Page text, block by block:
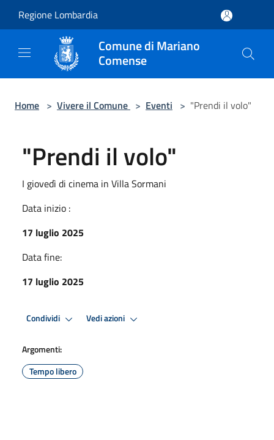
Regione Lombardia
Comune di Mariano
Comense
Home > Vivere il Comune > Eventi > "Prendi il volo"
"Prendi il volo"
I giovedì di cinema in Villa Sormani
Data inizio :
17 luglio 2025
Data fine:
17 luglio 2025
Condividi Vedi azioni
Argomenti:
Tempo libero